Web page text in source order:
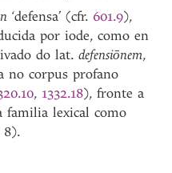
‘defensa’ (cfr. 601.9),
por iode, como en
do lat.defensiōnem,
no corpus profano
, 1332.18), fronte a
familia lexical como
8).